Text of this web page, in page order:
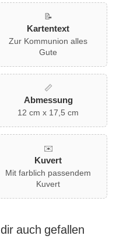
📝
Kartentext
Zur Kommunion alles
Gute
📏
Abmessung
12 cm x 17,5 cm
✉️
Kuvert
Mit farblich passendem
Kuvert
auch gefallen